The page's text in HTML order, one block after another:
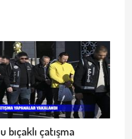
bıçaklı çatışma